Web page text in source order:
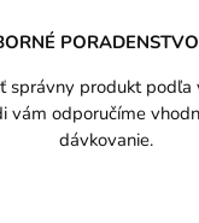
správny produkt podľa
vám odporučíme
dávkovanie.